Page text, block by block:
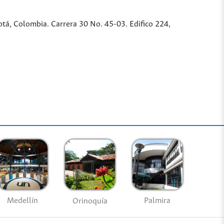
Colombia. Carrera 30 No. 45-03. Edifico 224,
Medellín Orinoquía Palmira